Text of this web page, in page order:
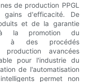
de production PPGL
gains d'efficacité. De
et de la garantie
à la promotion du
à des procédés
avancées
pour l'industrie du
de l'automatisation
permet non